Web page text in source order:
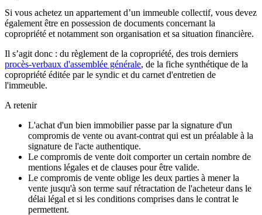
Si vous achetez un appartement d’un immeuble collectif, vous devez
également être en possession de documents concernant la
copropriété et notamment son organisation et sa situation financière.
Il s’agit donc : du règlement de la copropriété, des trois derniers
procès-verbaux d'assemblée générale, de la fiche synthétique de la
copropriété éditée par le syndic et du carnet d'entretien de
l'immeuble.
A retenir
L'achat d'un bien immobilier passe par la signature d'un
compromis de vente ou avant-contrat qui est un préalable à la
signature de l'acte authentique.
Le compromis de vente doit comporter un certain nombre de
mentions légales et de clauses pour être valide.
Le compromis de vente oblige les deux parties à mener la
vente jusqu'à son terme sauf rétractation de l'acheteur dans le
délai légal et si les conditions comprises dans le contrat le
permettent.